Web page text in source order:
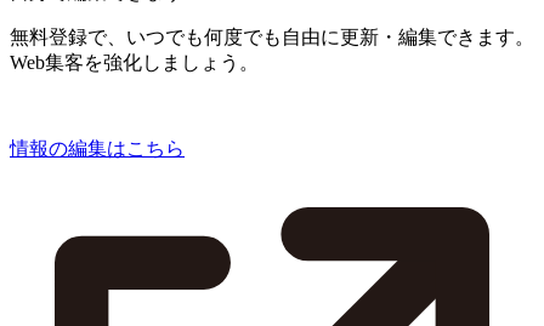
無料登録で、いつでも何度でも自由に更新・編集できます。
Web集客を強化しましょう。
情報の編集はこちら